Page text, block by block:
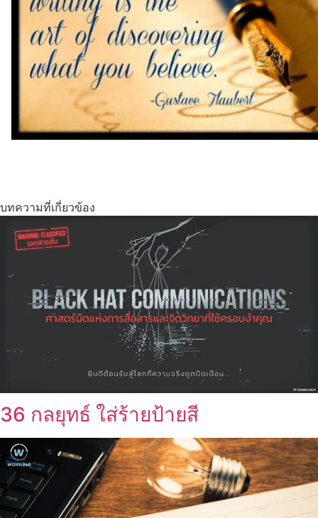
บทความที่เกี่ยวข้อง
36 กลยุทธ์ ใส่ร้ายป้ายสี